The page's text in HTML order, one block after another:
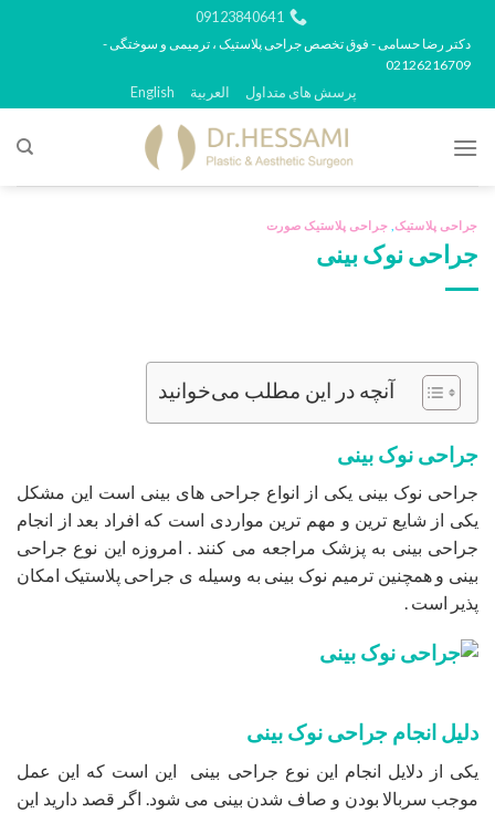
محتوا
09123840641
دکتر رضا حسامی - فوق تخصص جراحی پلاستیک ، ترمیمی و سوختگی -
02126216709
پرسش های متداول العربية English
جراحی پلاستیک جراحی پلاستیک صورت
جراحی نوک بینی
آنچه در این مطلب می‌خوانید
جراحی نوک بینی
جراحی نوک بینی یکی از انواع جراحی های بینی است این مشکل
یکی از شایع ترین و مهم ترین مواردی است که افراد بعد از انجام
جراحی بینی به پزشک مراجعه می کنند . امروزه این نوع جراحی
بینی و همچنین ترمیم نوک بینی به وسیله ی جراحی پلاستیک امکان
پذیر است .
دلیل انجام جراحی نوک بینی
یکی از دلایل انجام این نوع جراحی بینی این است که این عمل
موجب سربالا بودن و صاف شدن بینی می شود. اگر قصد دارید این